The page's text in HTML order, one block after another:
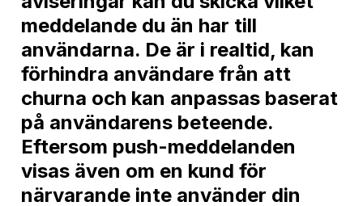
meddelande du än har till
användarna. De är i realtid, kan
förhindra användare från att
churna och kan anpassas baserat
på användarens beteende.
Eftersom push-meddelanden
visas även om en kund för
närvarande inte använder din